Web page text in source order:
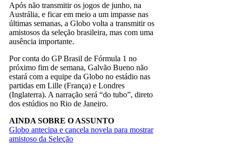
Após não transmitir os jogos de junho, na
Austrália, e ficar em meio a um impasse nas
últimas semanas, a Globo volta a transmitir os
amistosos da seleção brasileira, mas com uma
ausência importante.
Por conta do GP Brasil de Fórmula 1 no
próximo fim de semana, Galvão Bueno não
estará com a equipe da Globo no estádio nas
partidas em Lille (França) e Londres
(Inglaterra). A narração será “do tubo”, direto
dos estúdios no Rio de Janeiro.
AINDA SOBRE O ASSUNTO
Globo antecipa e cancela novela para mostrar
amistoso da Seleção